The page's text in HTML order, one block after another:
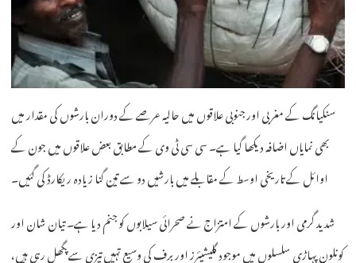
سنکیانگ کے مغربی اور جنوبی علاقوں میں حالیہ عرصے کے دوران بارشوں کی مقدار میں
بھی نمایاں اضافہ دیکھا گیا ہے۔ سی سی ٹی وی کے مطابق بعض علاقوں میں جون کے
اوائل کے تاریخی اوسط کے مقابلے میں بارشیں دو سے تین گنا زیادہ ریکارڈ کی گئیں۔
شدید گرمی اور بارشوں کے امتزاج نے صحرائی سیلابوں کو جنم دیا ہے۔ تیان شان اور
کونلون پہاڑی سلسلوں میں موجود گلیشیئرز اور برف کی وسیع تہیں تیزی سے پگھل رہی ہیں،